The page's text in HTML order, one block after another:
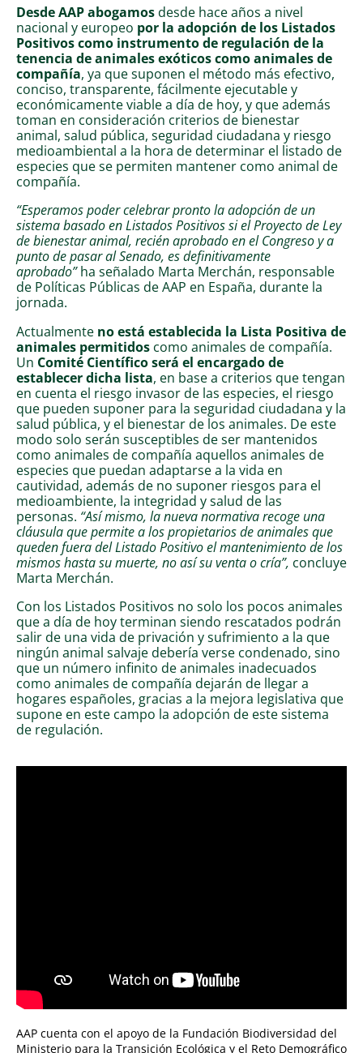
Desde AAP abogamosdesde hace años a nivel
nacional y europeo por la adopción de los Listados
Positivos como instrumento de regulación de la
tenencia de animales exóticos como animales de
compañía, ya que suponen el método más efectivo,
conciso, transparente, fácilmente ejecutable y
económicamente viable a día de hoy, y que además
toman en consideración criterios de bienestar
animal, salud pública, seguridad ciudadana y riesgo
medioambiental a la hora de determinar el listado de
especies que se permiten mantener como animal de
compañía.
“Esperamos poder celebrar pronto la adopción de un
sistema basado en Listados Positivos si el Proyecto de Ley
de bienestar animal, recién aprobado en el Congreso y a
punto de pasar al Senado, es definitivamente
aprobado”ha señalado Marta Merchán, responsable
de Políticas Públicas de AAP en España, durante la
jornada.
Actualmente no está establecida la Lista Positiva de
animales permitidos como animales de compañía.
Un Comité Científico será el encargado de
establecer dicha lista, en base a criterios que tengan
en cuenta el riesgo invasor de las especies, el riesgo
que pueden suponer para la seguridad ciudadana y la
salud pública, y el bienestar de los animales. De este
modo solo serán susceptibles de ser mantenidos
como animales de compañía aquellos animales de
especies que puedan adaptarse a la vida en
cautividad, además de no suponer riesgos para el
medioambiente, la integridad y salud de las
personas. “Así mismo, la nueva normativa recoge una
cláusula que permite a los propietarios de animales que
queden fuera del Listado Positivo el mantenimiento de los
mismos hasta su muerte, no así su venta o cría”, concluye
Marta Merchán.
Con los Listados Positivos no solo los pocos animales
que a día de hoy terminan siendo rescatados podrán
salir de una vida de privación y sufrimiento a la que
ningún animal salvaje debería verse condenado, sino
que un número infinito de animales inadecuados
como animales de compañía dejarán de llegar a
hogares españoles, gracias a la mejora legislativa que
supone en este campo la adopción de este sistema
de regulación.
AAP cuenta con el apoyo de la Fundación Biodiversidad del
Ministerio para la Transición Ecológica y el Reto Demográfico